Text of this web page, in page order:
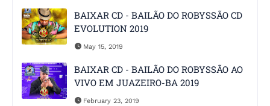
BAIXAR CD - BAILÃO DO ROBYSSÃO CD
EVOLUTION 2019
May 15, 2019
BAIXAR CD - BAILÃO DO ROBYSSÃO AO
VIVO EM JUAZEIRO-BA 2019
February 23, 2019